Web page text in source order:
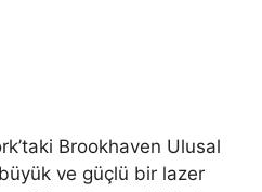
Brookhaven Ulusal
ve güçlü bir lazer